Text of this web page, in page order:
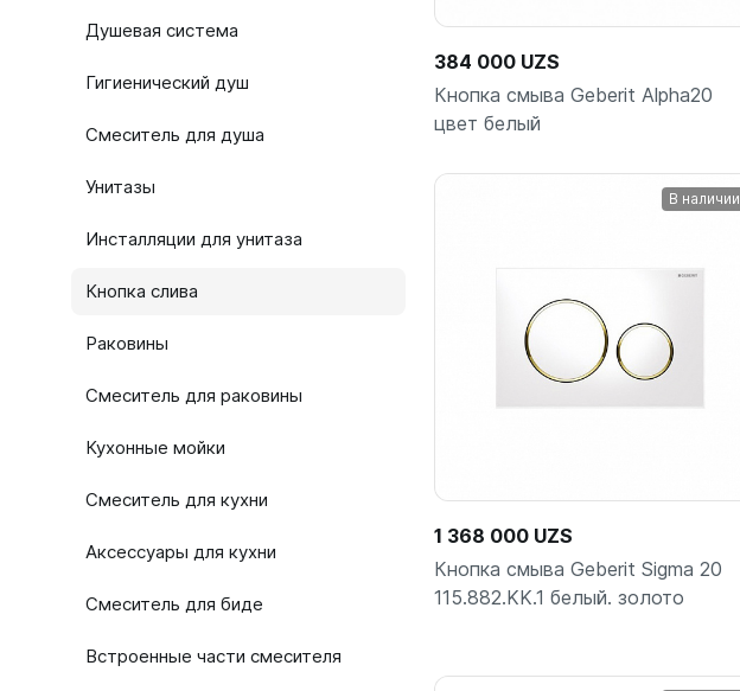
Душевая система
Гигиенический душ
Смеситель для душа
Унитазы
Инсталляции для унитаза
Кнопка слива
Раковины
Смеситель для раковины
Кухонные мойки
Смеситель для кухни
Аксессуары для кухни
Смеситель для биде
Встроенные части смесителя
Подписаться
384 000 UZS
Кнопка смыва Geberit Alpha20
цвет белый
В наличии
1 368 000 UZS
Кнопка смыва Geberit Sigma 20
115.882.KK.1 белый. золото